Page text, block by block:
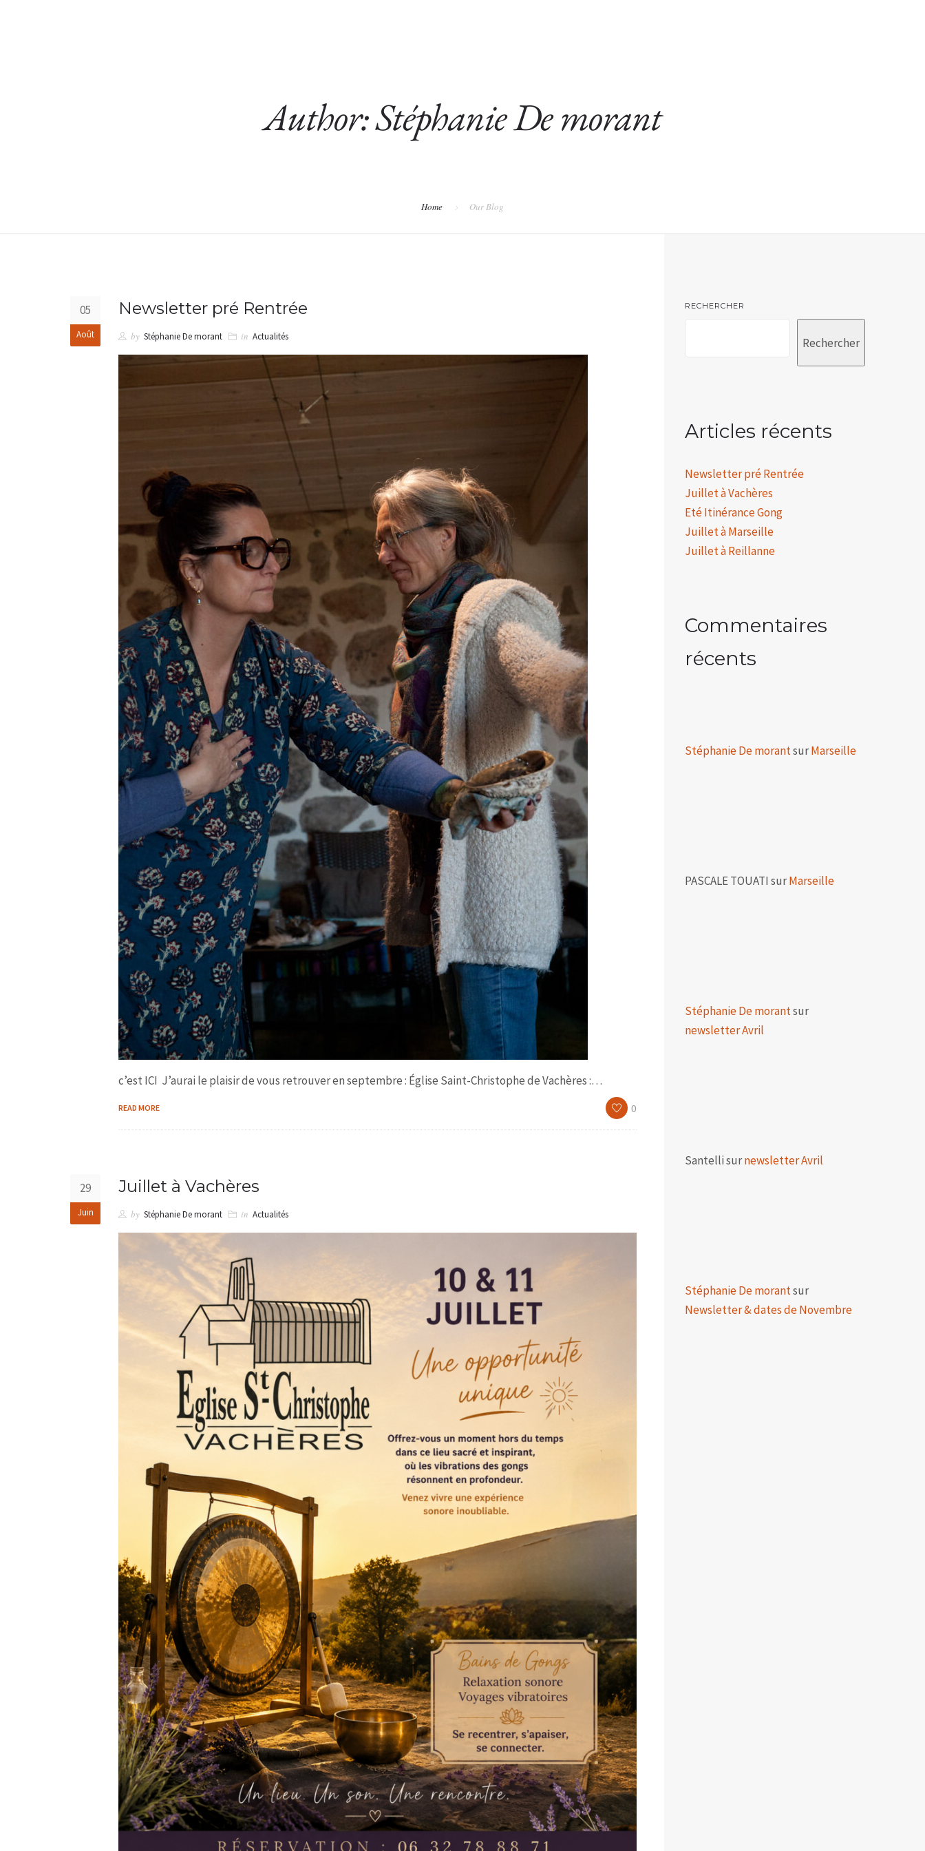
Author: Stéphanie De morant
Home Our Blog
05
Août
Newsletter pré Rentrée
by Stéphanie De morant in Actualités
c’est ICI J’aurai le plaisir de vous retrouver en septembre : Église Saint-Christophe de Vachères :…
READ MORE 0
29
Juin
Juillet à Vachères
by Stéphanie De morant in Actualités
RECHERCHER
Rechercher
Articles récents
Newsletter pré Rentrée
Juillet à Vachères
Eté Itinérance Gong
Juillet à Marseille
Juillet à Reillanne
Commentaires
récents
Stéphanie De morantsurMarseille
PASCALE TOUATI surMarseille
Stéphanie De morantsur
newsletter Avril
Santellisurnewsletter Avril
Stéphanie De morantsur
Newsletter & dates de Novembre